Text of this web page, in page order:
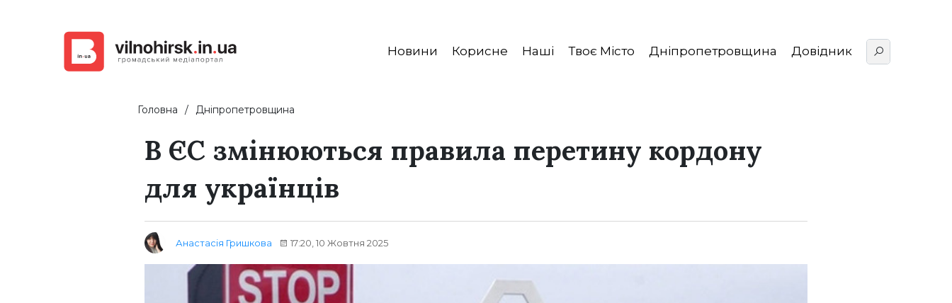
Новини Корисне Наші Твоє Місто Дніпропетровщина Довідник
Головна Дніпропетровщина
В ЄС змінюються правила перетину кордону
для українців
Анастасія Гришкова 17:20, 10 Жовтня 2025